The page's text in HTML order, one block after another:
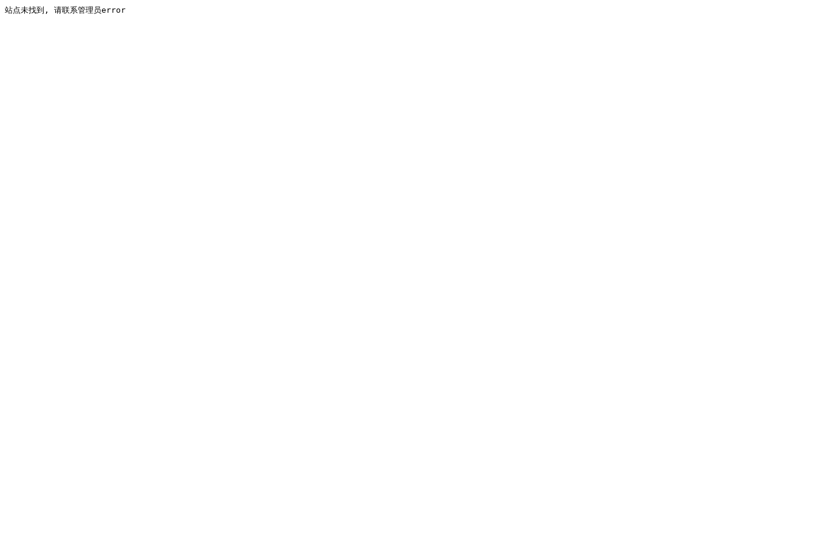
站点未找到, 请联系管理员error